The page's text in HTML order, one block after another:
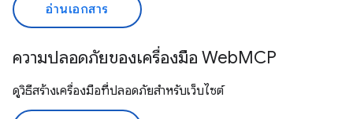
อ่านเอกสาร
ความปลอดภัยของเครื่องมือ WebMCP
ดูวิธีสร้างเครื่องมือที่ปลอดภัยสำหรับเว็บไซต์